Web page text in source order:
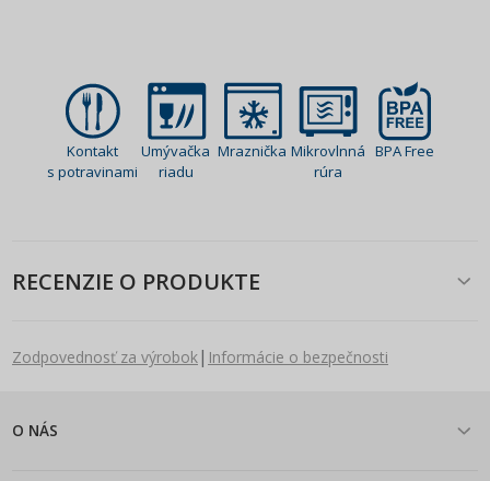
Kontakt
s potravinami
Umývačka
riadu
Mraznička Mikrovlnná
rúra
BPA Free
RECENZIE O PRODUKTE
Zodpovednosť za výrobok| Informácie o bezpečnosti
O NÁS